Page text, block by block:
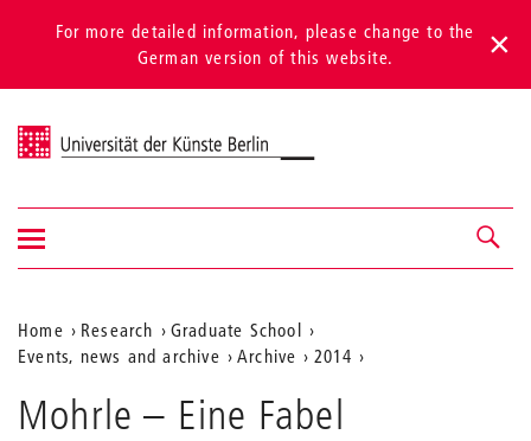
For more detailed information, please change to the
German version of this website.
Universität der Künste Berlin
Navigation &
search
Show/hide
navigation
Aktuelle
Position
auf
Home Research
Graduate School
Events, news and archive
Archive 2014
Mohrle – Eine Fabel